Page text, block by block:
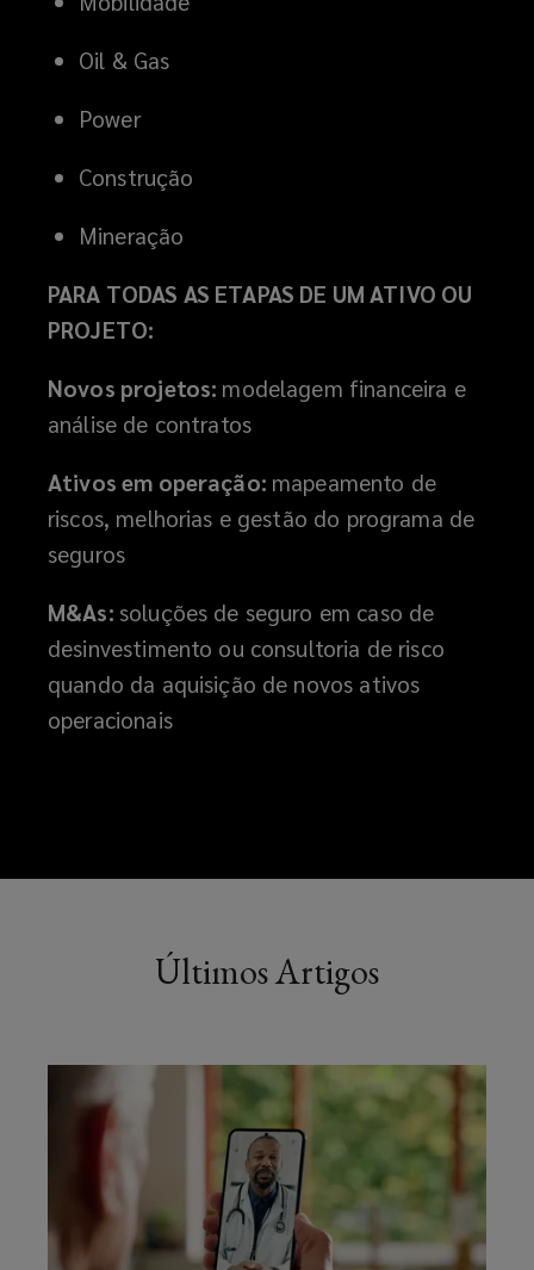
Oil & Gas
Power
Construção
Mineração
PARA TODAS AS ETAPAS DE UM ATIVO OU
PROJETO:
Novos projetos: modelagem financeira e
análise de contratos
Ativos em operação: mapeamento de
riscos, melhorias e gestão do programa de
seguros
M&As: soluções de seguro em caso de
desinvestimento ou consultoria de risco
quando da aquisição de novos ativos
operacionais
Últimos Artigos